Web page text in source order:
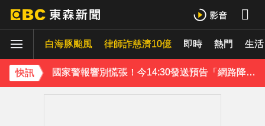
白海豚颱風 律師詐慈濟10億 即時 熱門 生活
快訊
下載東森App，隨時掌握天下大小事！
國家警報響別慌張！今14:30發送預告「網路降速」演習